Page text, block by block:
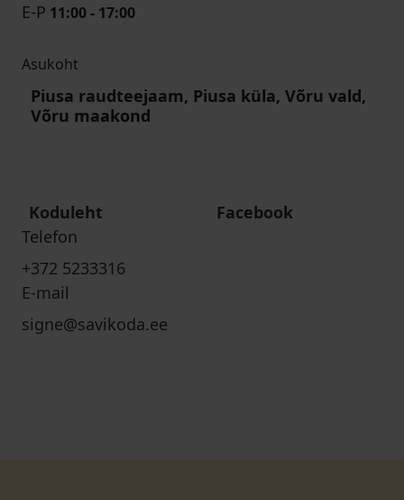
E-P 11:00 - 17:00
Asukoht
Piusa raudteejaam, Piusa küla, Võru vald,
Võru maakond
Koduleht
Facebook
Telefon
+372 5233316
E-mail
signe@savikoda.ee